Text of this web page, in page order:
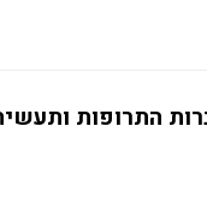
התרופות